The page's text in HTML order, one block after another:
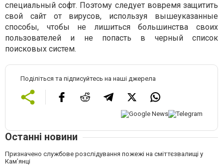
специальный софт. Поэтому следует вовремя защитить
свой сайт от вирусов, используя вышеуказанные
способы, чтобы не лишиться большинства своих
пользователей и не попасть в черный список
поисковых систем.
Поділіться та підписуйтесь на наші джерела
Останні новини
Призначено службове розслідування пожежі на сміттєзвалищі у
Кам’янці